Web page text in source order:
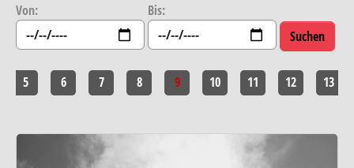
Von: Bis:
5 6 7 8 9 10 11 12 13